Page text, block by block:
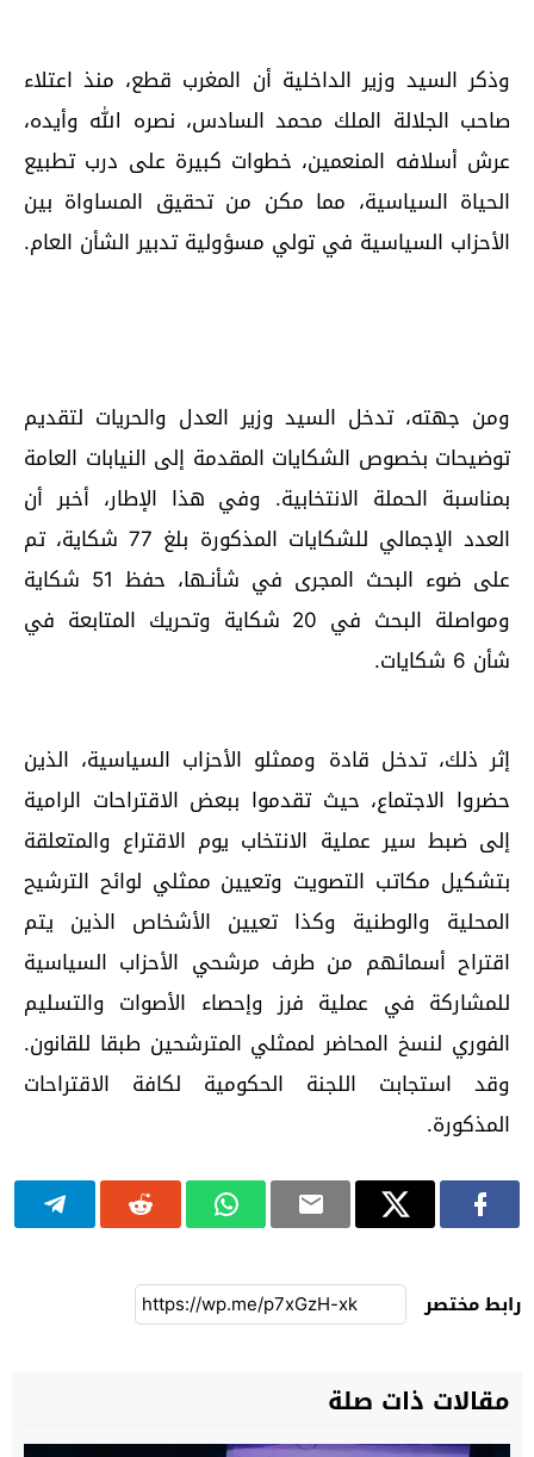
وذكر السيد وزير الداخلية أن المغرب قطع، منذ اعتلاء
صاحب الجلالة الملك محمد السادس، نصره الله وأيده،
عرش أسلافه المنعمين، خطوات كبيرة على درب تطبيع
الحياة السياسية، مما مكن من تحقيق المساواة بين
الأحزاب السياسية في تولي مسؤولية تدبير الشأن العام.
ومن جهته، تدخل السيد وزير العدل والحريات لتقديم
توضيحات بخصوص الشكايات المقدمة إلى النيابات العامة
بمناسبة الحملة الانتخابية. وفي هذا الإطار، أخبر أن
العدد الإجمالي للشكايات المذكورة بلغ 77 شكاية، تم
على ضوء البحث المجرى في شأنـها، حفظ 51 شكاية
ومواصلة البحث في 20 شكاية وتحريك المتابعة في
شأن 6 شكايات.
إثر ذلك، تدخل قادة وممثلو الأحزاب السياسية، الذين
حضروا الاجتماع، حيث تقدموا ببعض الاقتراحات الرامية
إلى ضبط سير عملية الانتخاب يوم الاقتراع والمتعلقة
بتشكيل مكاتب التصويت وتعيين ممثلي لوائح الترشيح
المحلية والوطنية وكذا تعيين الأشخاص الذين يتم
اقتراح أسمائهم من طرف مرشحي الأحزاب السياسية
للمشاركة في عملية فرز وإحصاء الأصوات والتسليم
الفوري لنسخ المحاضر لممثلي المترشحين طبقا للقانون.
وقد استجابت اللجنة الحكومية لكافة الاقتراحات
المذكورة.
رابط مختصر
مقالات ذات صلة